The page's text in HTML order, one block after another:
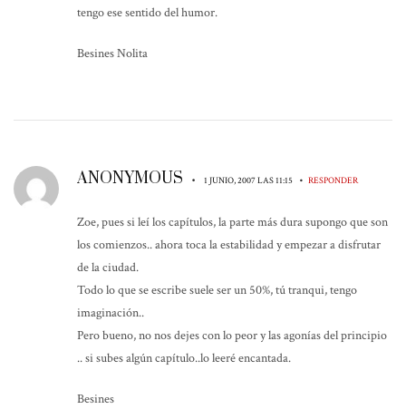
tengo ese sentido del humor.
Besines Nolita
ANONYMOUS • 1 JUNIO, 2007 LAS 11:15 • RESPONDER
Zoe, pues si leí los capítulos, la parte más dura supongo que son
los comienzos.. ahora toca la estabilidad y empezar a disfrutar
de la ciudad.
Todo lo que se escribe suele ser un 50%, tú tranqui, tengo
imaginación..
Pero bueno, no nos dejes con lo peor y las agonías del principio
.. si subes algún capítulo..lo leeré encantada.
Besines